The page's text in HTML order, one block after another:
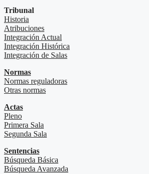
Tribunal
Historia
Atribuciones
Integración Actual
Integración Histórica
Integración de Salas
Normas
Normas reguladoras
Otras normas
Actas
Pleno
Primera Sala
Segunda Sala
Sentencias
Búsqueda Básica
Búsqueda Avanzada